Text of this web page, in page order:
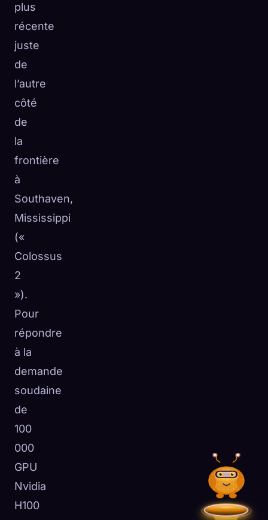
plus
récente
juste
de
l’autre
côté
de
la
frontière
à
Southaven,
Mississippi
(«
Colossus
2
»).
Pour
répondre
à la
demande
soudaine
de
100
000
GPU
Nvidia
H100